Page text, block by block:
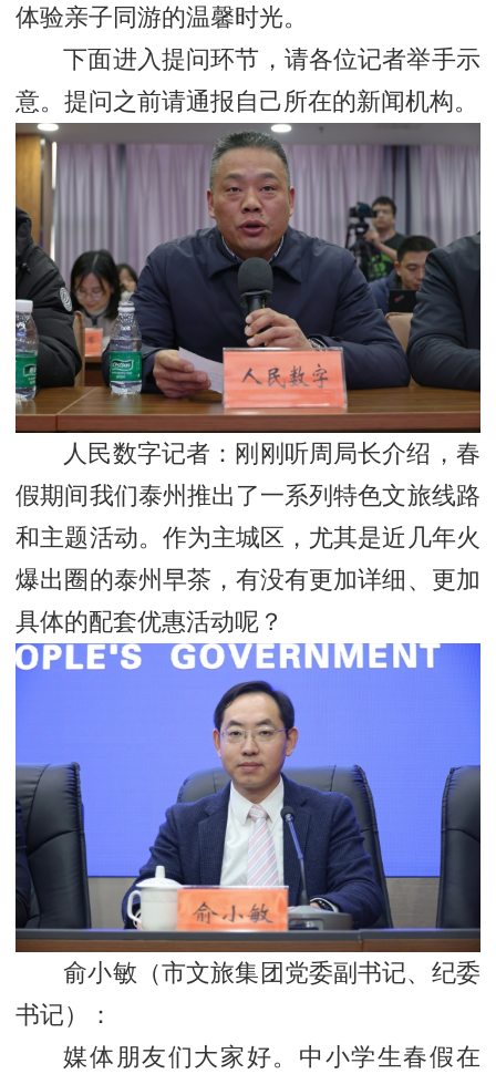
体验亲子同游的温馨时光。
下面进入提问环节，请各位记者举手示
意。提问之前请通报自己所在的新闻机构。
人民数字记者：刚刚听周局长介绍，春
假期间我们泰州推出了一系列特色文旅线路
和主题活动。作为主城区，尤其是近几年火
爆出圈的泰州早茶，有没有更加详细、更加
具体的配套优惠活动呢？
俞小敏（市文旅集团党委副书记、纪委
书记）：
媒体朋友们大家好。中小学生春假在